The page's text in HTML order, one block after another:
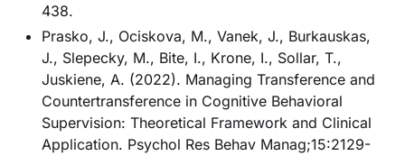
438.
Prasko, J., Ociskova, M., Vanek, J., Burkauskas,
J., Slepecky, M., Bite, I., Krone, I., Sollar, T.,
Juskiene, A. (2022). Managing Transference and
Countertransference in Cognitive Behavioral
Supervision: Theoretical Framework and Clinical
Application. Psychol Res Behav Manag;15:2129-